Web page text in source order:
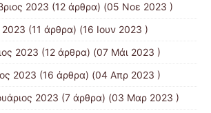
2023 (12 άρθρα) (05 Νοε 2023 )
2023 (11 άρθρα) (16 Ιουν 2023 )
2023 (12 άρθρα) (07 Μάι 2023 )
2023 (16 άρθρα) (04 Απρ 2023 )
2023 (7 άρθρα) (03 Μαρ 2023 )